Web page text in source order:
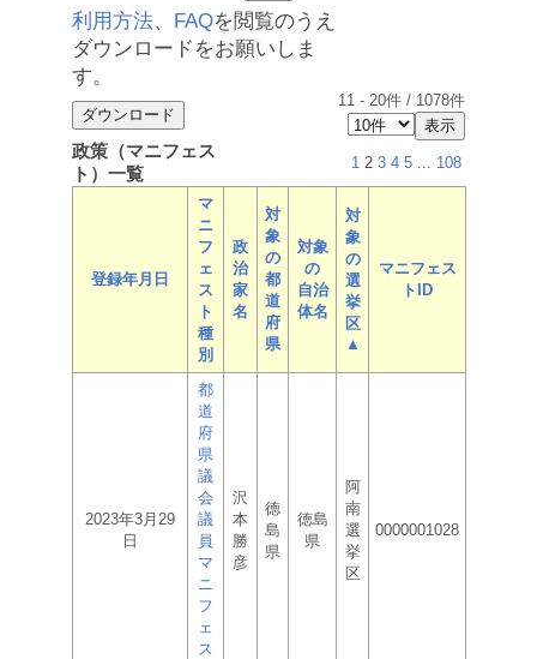
利用方法、 FAQを閲覧のうえ
ダウンロードをお願いしま
す。
11 - 20件 / 1078件
政策（マニフェス
ト）一覧
1 2 3 4 5 ... 108
登録年月日
マ
ニ
フ
ェ
ス
ト
種
別
政
治
家
名
対
象
の
都
道
府
県
対象
の
自治
体名
対
象
の
選
挙
区
▲
マニフェス
トID
2023年3月29
日
都
道
府
県
議
会
議
員
マ
ニ
フ
ェ
ス
沢
本
勝
彦
徳
島
県
徳島
県
阿
南
選
挙
区
0000001028